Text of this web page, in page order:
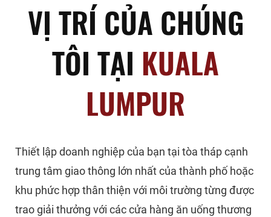
VỊ TRÍ CỦA CHÚNG
TÔI TẠI KUALA
LUMPUR
Thiết lập doanh nghiệp của bạn tại tòa tháp cạnh
trung tâm giao thông lớn nhất của thành phố hoặc
khu phức hợp thân thiện với môi trường từng được
trao giải thưởng với các cửa hàng ăn uống thương